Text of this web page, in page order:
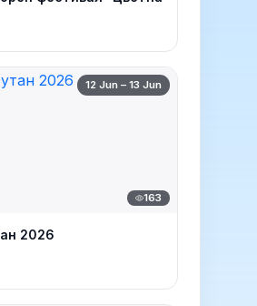
12 Jun – 13 Jun
163
2026